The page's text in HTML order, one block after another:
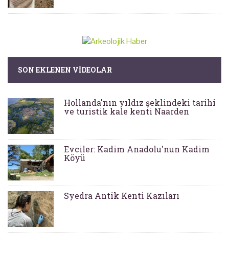
SON EKLENEN VIDEOLAR
Hollanda'nın yıldız şeklindeki tarihi
ve turistik kale kenti Naarden
Evciler: Kadim Anadolu'nun Kadim
Köyü
Syedra Antik Kenti Kazıları